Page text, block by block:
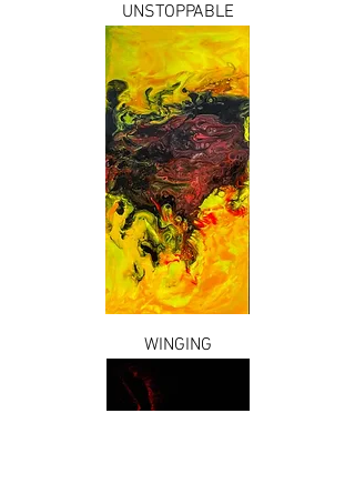
UNSTOPPABLE
WINGING